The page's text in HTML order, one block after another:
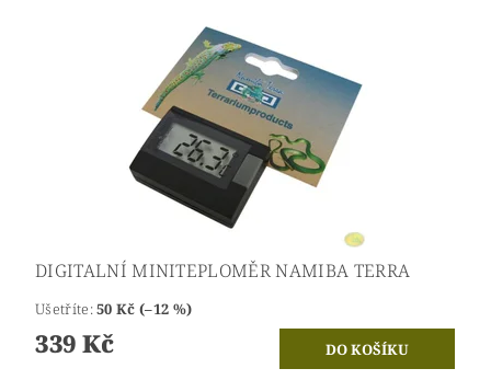
DIGITALNÍ MINITEPLOMĚR NAMIBA TERRA
Ušetříte:50 Kč (–12 %)
339 Kč